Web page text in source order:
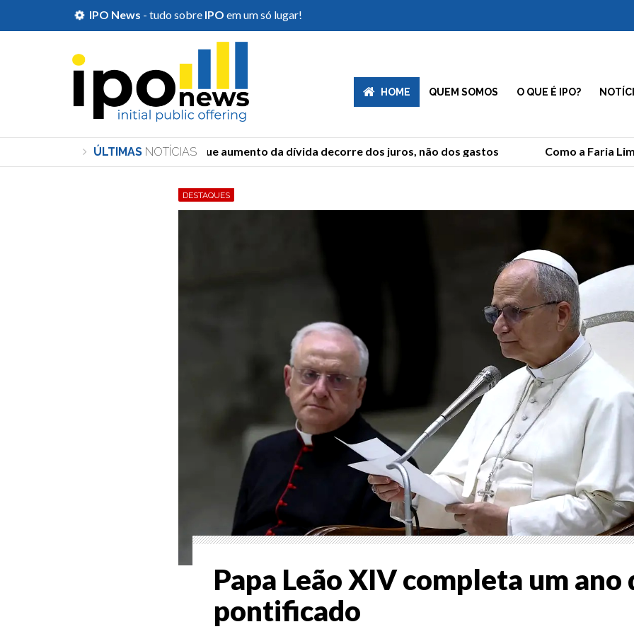
IPO News - tudo sobre IPO em um só lugar!
HOME QUEM SOMOS O QUE É IPO?
ÚLTIMAS NOTÍCIAS
Durigan diz que aumento da dívida decorre dos juros, não dos gastos Como a Faria
DESTAQUES
Papa Leão XIV completa um ano
pontificado